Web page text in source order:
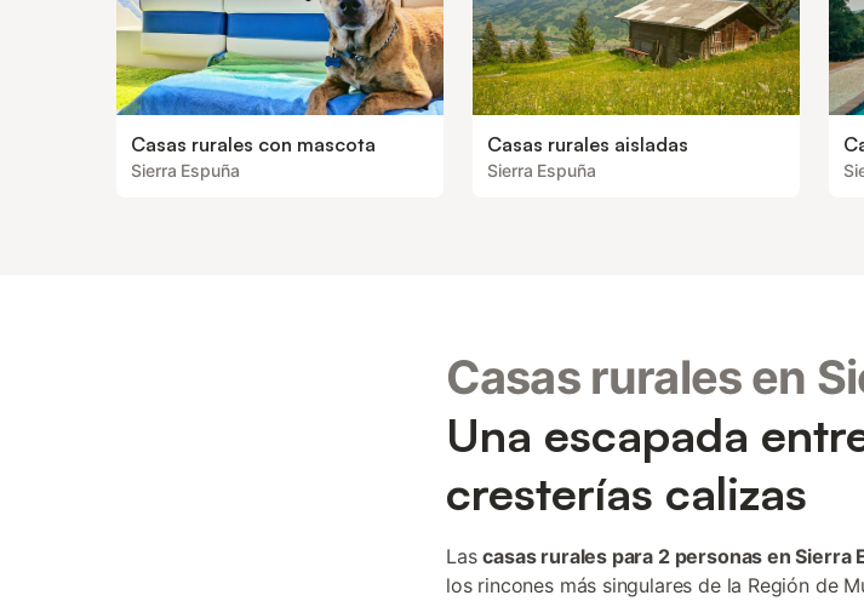
Casas rurales con mascota
Sierra Espuña
Casas rurales aisladas
Sierra Espuña
Casas rurales en
Una escapada
cresterías calizas
Lascasas rurales para 2 personas en Sierra
los rincones más singulares de la Región de